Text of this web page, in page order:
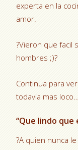
experta en la
amor.
?Vieron que facil
hombres ;)?
Continua para
todavia mas loco…
“Que lindo que
?A quien nunca